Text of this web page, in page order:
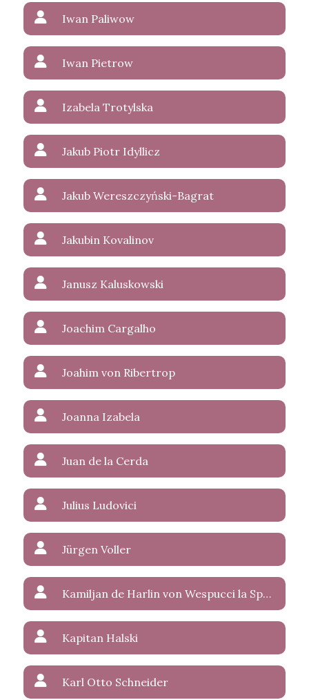
Iwan Paliwow
Iwan Pietrow
Izabela Trotylska
Jakub Piotr Idyllicz
Jakub Wereszczyński-Bagrat
Jakubin Kovalinov
Janusz Kaluskowski
Joachim Cargalho
Joahim von Ribertrop
Joanna Izabela
Juan de la Cerda
Julius Ludovici
Jürgen Voller
Kamiljan de Harlin von Wespucci la Sparasan
Kapitan Halski
Karl Otto Schneider